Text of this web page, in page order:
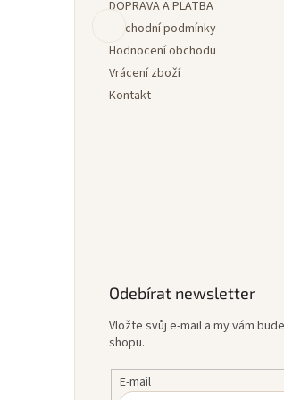
DOPRAVA A PLATBA
Obchodní podmínky
Hodnocení obchodu
Vrácení zboží
Kontakt
Odebírat newsletter
Vložte svůj e-mail a my vám
shopu.
E-mail